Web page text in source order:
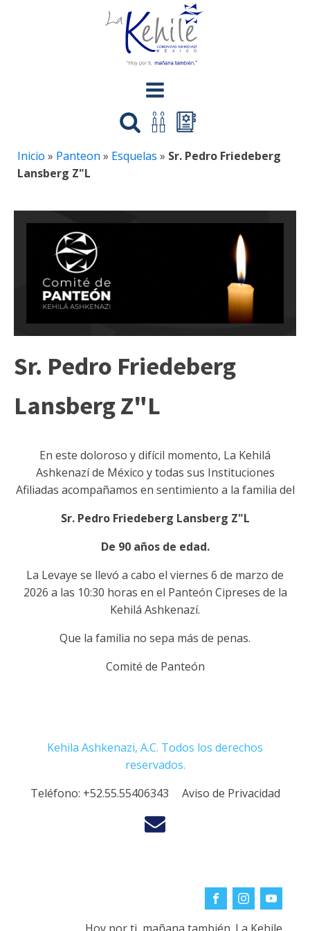
Inicio » Panteon » Esquelas » Sr. Pedro Friedeberg
Lansberg Z"L
Sr. Pedro Friedeberg
Lansberg Z"L
En este doloroso y difícil momento, La Kehilá
Ashkenazí de México y todas sus Instituciones
Afiliadas acompañamos en sentimiento a la familia del
Sr. Pedro Friedeberg Lansberg Z"L
De 90 años de edad.
La Levaye se llevó a cabo el viernes 6 de marzo de
2026 a las 10:30 horas en el Panteón Cipreses de la
Kehilá Ashkenazí.
Que la familia no sepa más de penas.
Comité de Panteón
Kehila Ashkenazi, A.C. Todos los derechos
reservados.
Teléfono: +52.55.55406343 Aviso de Privacidad